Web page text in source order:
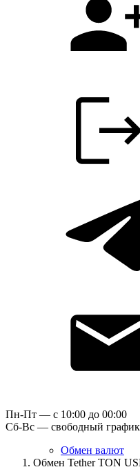
Пн-Пт — c 10:00 до 00:00
Сб-Вс — свободный
Обмен валют
Обмен Tether TON